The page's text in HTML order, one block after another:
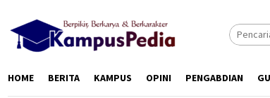
HOME BERITA KAMPUS OPINI PENGABDIAN